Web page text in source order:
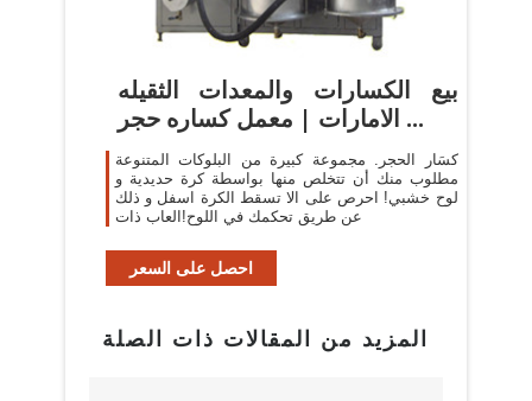
بيع الكسارات والمعدات الثقيله
الامارات | معمل كساره حجر ...
كسَار الحجر. مجموعة كبيرة من البلوكات المتنوعة
مطلوب منك أن تتخلص منها بواسطة كرة حديدية و
لوح خشبي! احرص على الا تسقط الكرة اسفل و ذلك
عن طريق تحكمك في اللوح!العاب ذات
احصل على السعر
المزيد من المقالات ذات الصلة